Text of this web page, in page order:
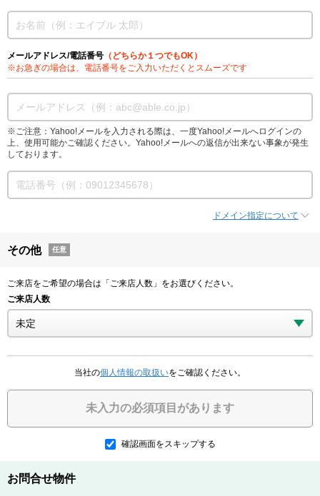
メールアドレス/電話番号 （どちらか１つでもOK）
※お急ぎの場合は、電話番号をご入力いただくとスムーズです
※ご注意：Yahoo!メールを入力される際は、一度Yahoo!メールへログインの
上、使用可能かご確認ください。Yahoo!メールへの返信が出来ない事象が発生
しております。
ドメイン指定について
その他 任意
ご来店をご希望の場合は「ご来店人数」をお選びください。
ご来店人数
当社の個人情報の取扱いをご確認ください。
未入力の必須項目があります
確認画面をスキップする
お問合せ物件